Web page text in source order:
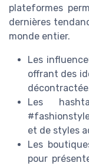
plateformes
dernières
monde entier.
Les
offrant des
Les
et de styles
Les
pour